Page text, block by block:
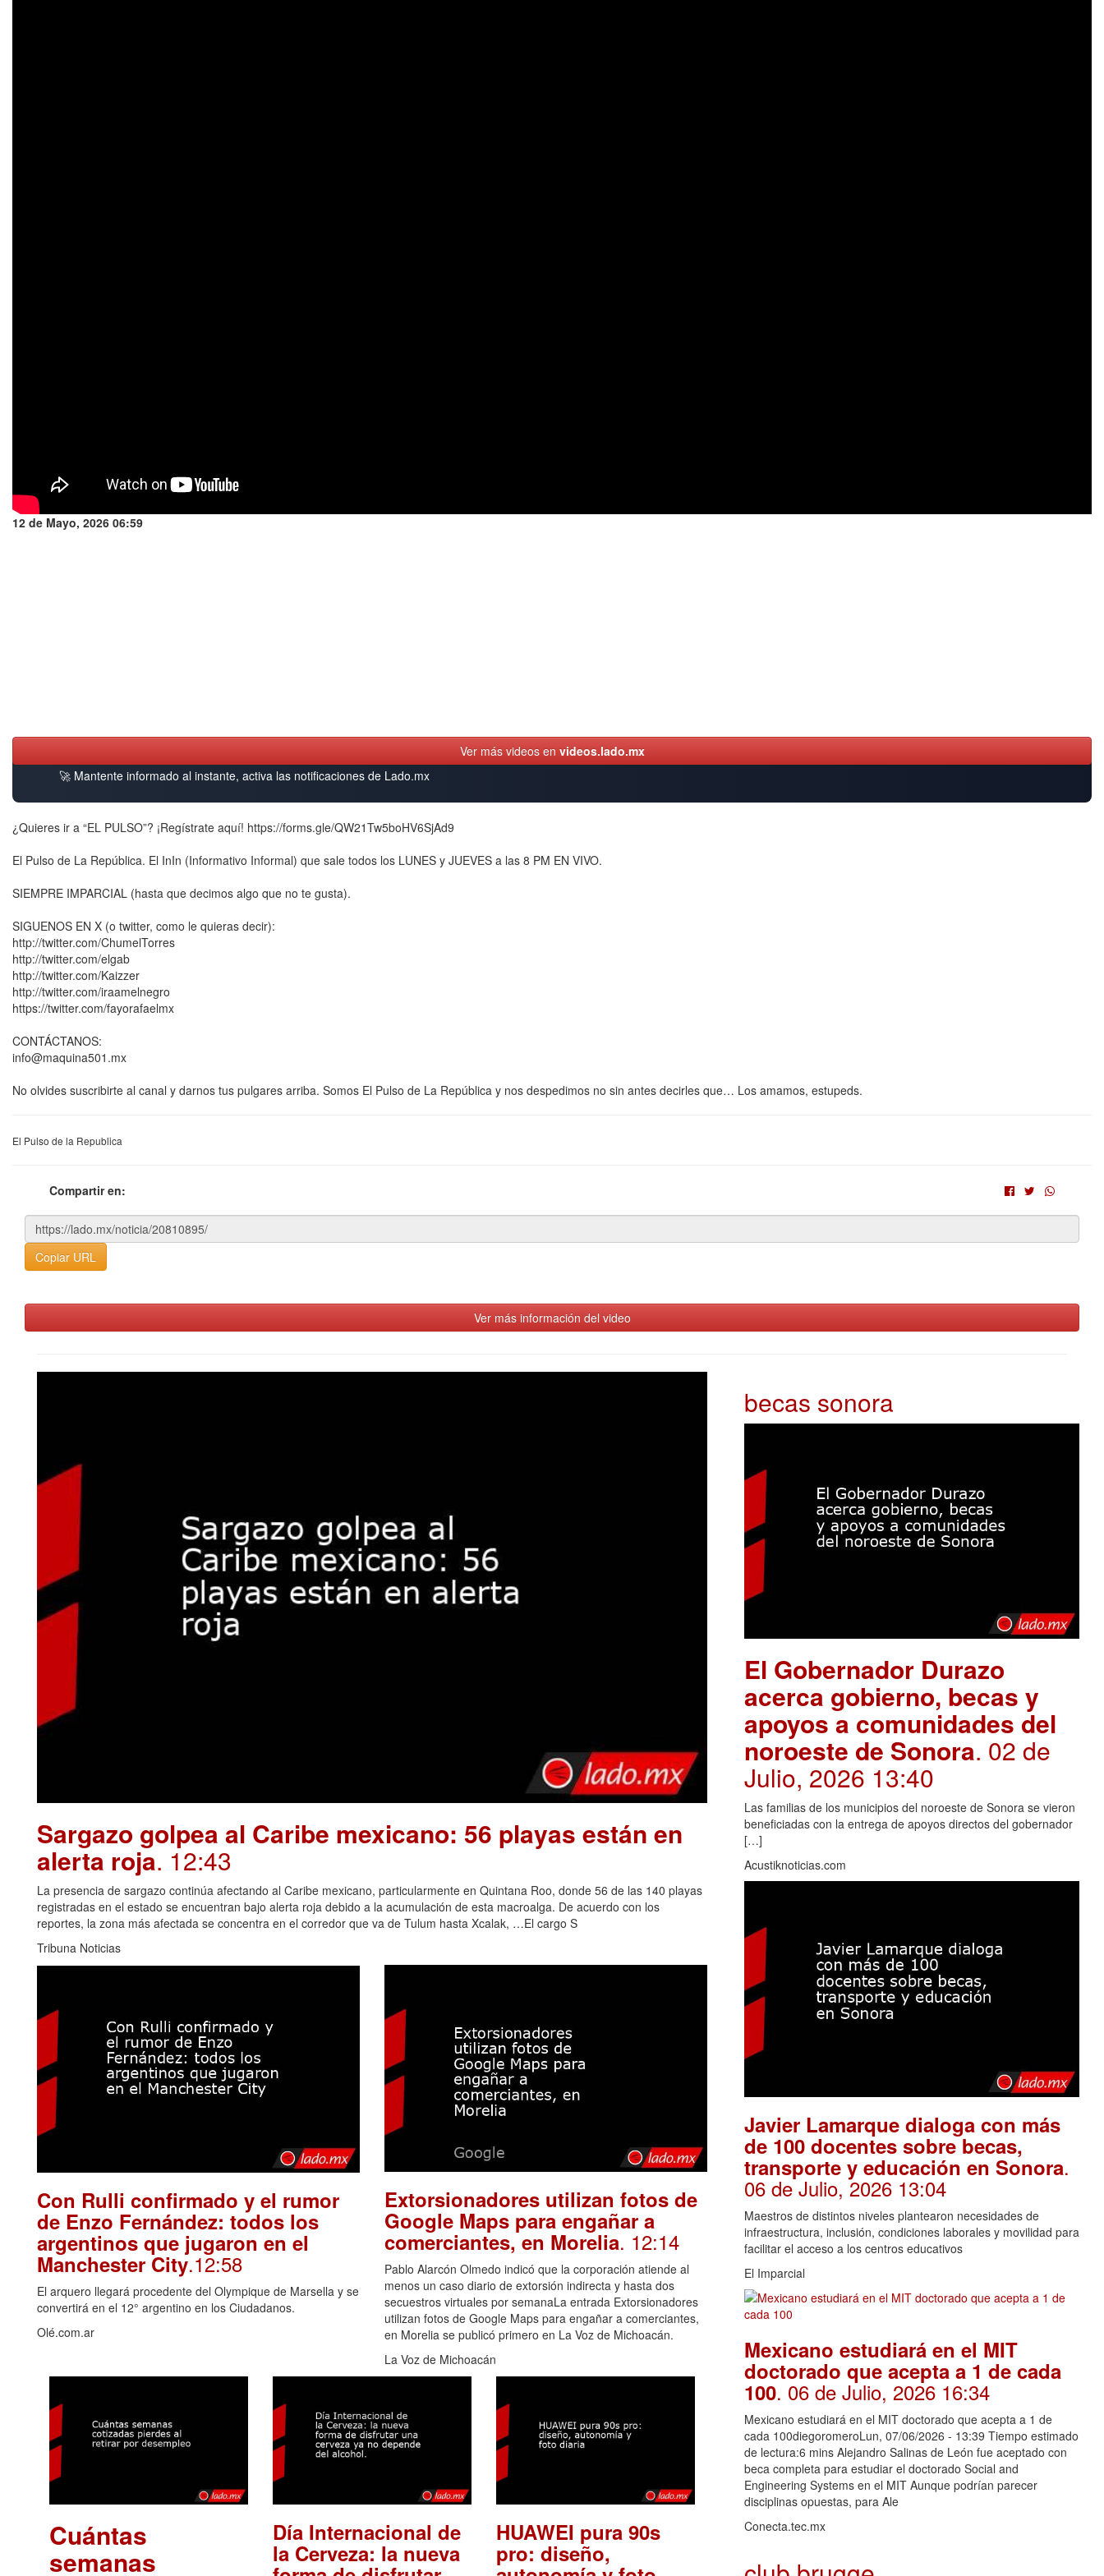
12 de Mayo, 2026 06:59
Ver más videos en videos.lado.mx
🚀 Mantente informado al instante, activa las notificaciones de Lado.mx
¿Quieres ir a “EL PULSO”? ¡Regístrate aquí! https://forms.gle/QW21Tw5boHV6SjAd9
El Pulso de La República. El InIn (Informativo Informal) que sale todos los LUNES y JUEVES a las 8 PM EN VIVO.
SIEMPRE IMPARCIAL (hasta que decimos algo que no te gusta).
SIGUENOS EN X (o twitter, como le quieras decir):
http://twitter.com/ChumelTorres
http://twitter.com/elgab
http://twitter.com/Kaizzer
http://twitter.com/iraamelnegro
https://twitter.com/fayorafaelmx
CONTÁCTANOS:
info@maquina501.mx
No olvides suscribirte al canal y darnos tus pulgares arriba. Somos El Pulso de La República y nos despedimos no sin antes decirles que… Los amamos, estupeds.
El Pulso de la Republica
Compartir en:
Copiar URL
Ver más información del video
Sargazo golpea al Caribe mexicano: 56 playas están en
alerta roja. 12:43
La presencia de sargazo continúa afectando al Caribe mexicano, particularmente en Quintana Roo, donde 56 de las 140 playas
registradas en el estado se encuentran bajo alerta roja debido a la acumulación de esta macroalga. De acuerdo con los
reportes, la zona más afectada se concentra en el corredor que va de Tulum hasta Xcalak, …El cargo S
Tribuna Noticias
Con Rulli confirmado y el rumor
de Enzo Fernández: todos los
argentinos que jugaron en el
Manchester City.12:58
El arquero llegará procedente del Olympique de Marsella y se
convertirá en el 12° argentino en los Ciudadanos.
Olé.com.ar
Extorsionadores utilizan fotos de
Google Maps para engañar a
comerciantes, en Morelia. 12:14
Pablo Alarcón Olmedo indicó que la corporación atiende al
menos un caso diario de extorsión indirecta y hasta dos
secuestros virtuales por semanaLa entrada Extorsionadores
utilizan fotos de Google Maps para engañar a comerciantes,
en Morelia se publicó primero en La Voz de Michoacán.
La Voz de Michoacán
Cuántas
semanas
Día Internacional de
la Cerveza: la nueva
HUAWEI pura 90s
pro: diseño,
becas sonora
El Gobernador Durazo
acerca gobierno, becas y
apoyos a comunidades del
noroeste de Sonora. 02 de
Julio, 2026 13:40
Las familias de los municipios del noroeste de Sonora se vieron
beneficiadas con la entrega de apoyos directos del gobernador
[…]
Acustiknoticias.com
Javier Lamarque dialoga con más
de 100 docentes sobre becas,
transporte y educación en Sonora.
06 de Julio, 2026 13:04
Maestros de distintos niveles plantearon necesidades de
infraestructura, inclusión, condiciones laborales y movilidad para
facilitar el acceso a los centros educativos
El Imparcial
Mexicano estudiará en el MIT
doctorado que acepta a 1 de cada
100. 06 de Julio, 2026 16:34
Mexicano estudiará en el MIT doctorado que acepta a 1 de
cada 100diegoromeroLun, 07/06/2026 - 13:39 Tiempo estimado
de lectura:6 mins Alejandro Salinas de León fue aceptado con
beca completa para estudiar el doctorado Social and
Engineering Systems en el MIT Aunque podrían parecer
disciplinas opuestas, para Ale
Conecta.tec.mx